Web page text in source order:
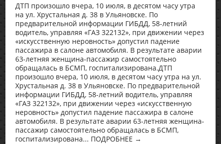
ДТП произошло вчера, 10 июля, в десятом часу утра
на ул. Хрустальная д. 38 в Ульяновске. По
предварительной информации ГИБДД, 58-летний
водитель, управляя «ГАЗ 322132», при движении через
«искусственную неровность» допустил падение
пассажира в салоне автомобиля. В результате аварии
63-летняя женщина-пассажир самостоятельно
обращалась в БСМП, госпитализирована.ДТП
произошло вчера, 10 июля, в десятом часу утра на ул.
Хрустальная д. 38 в Ульяновске. По предварительной
информации ГИБДД, 58-летний водитель, управляя
«ГАЗ 322132», при движении через «искусственную
неровность» допустил падение пассажира в салоне
автомобиля. В результате аварии 63-летняя женщина-
пассажир самостоятельно обращалась в БСМП,
госпитализирована... ПОДРОБНЕЕ →